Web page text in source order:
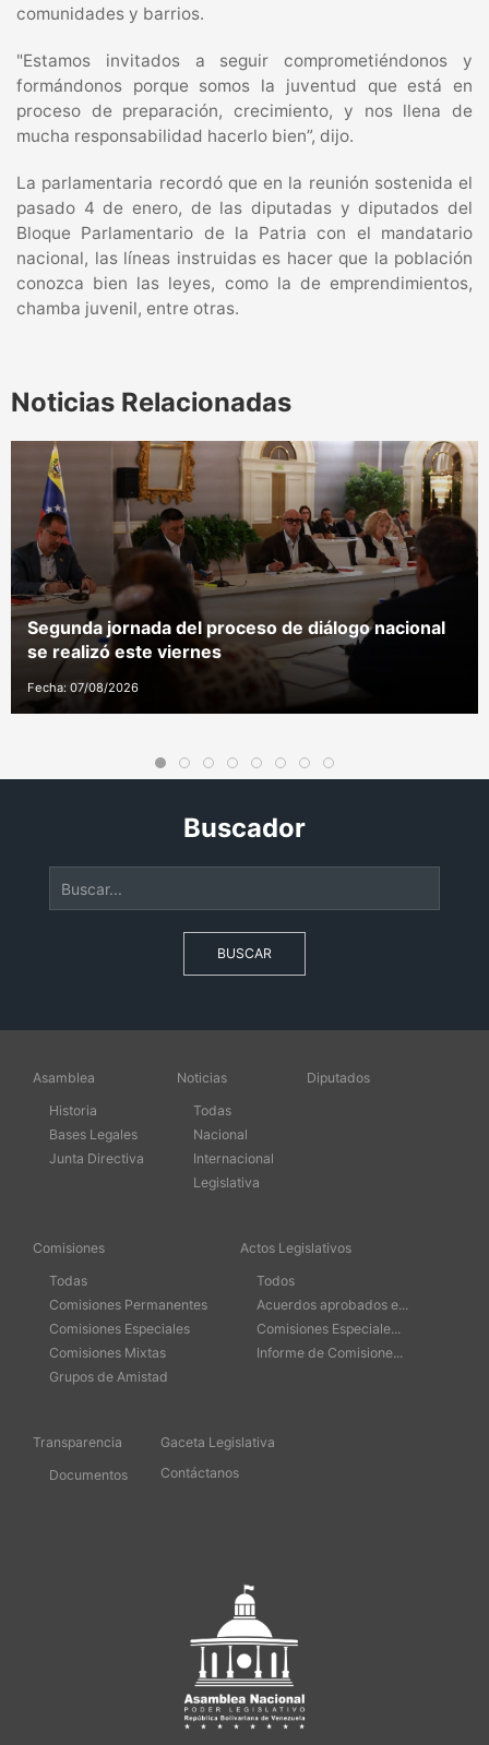
comunidades y barrios.
"Estamos invitados a seguir comprometiéndonos y
formándonos porque somos la juventud que está en
proceso de preparación, crecimiento, y nos llena de
mucha responsabilidad hacerlo bien”, dijo.
La parlamentaria recordó que en la reunión sostenida el
pasado 4 de enero, de las diputadas y diputados del
Bloque Parlamentario de la Patria con el mandatario
nacional, las líneas instruidas es hacer que la población
conozca bien las leyes, como la de emprendimientos,
chamba juvenil, entre otras.
Noticias Relacionadas
Segunda jornada del proceso de diálogo nacional
se realizó este viernes
Fecha: 07/08/2026
Buscador
BUSCAR
Asamblea
Historia
Bases Legales
Junta Directiva
Noticias
Todas
Nacional
Internacional
Legislativa
Diputados
Comisiones
Todas
Comisiones Permanentes
Comisiones Especiales
Comisiones Mixtas
Grupos de Amistad
Actos Legislativos
Todos
Acuerdos aprobados e...
Comisiones Especiale...
Informe de Comisione...
Transparencia
Documentos
Gaceta Legislativa
Contáctanos